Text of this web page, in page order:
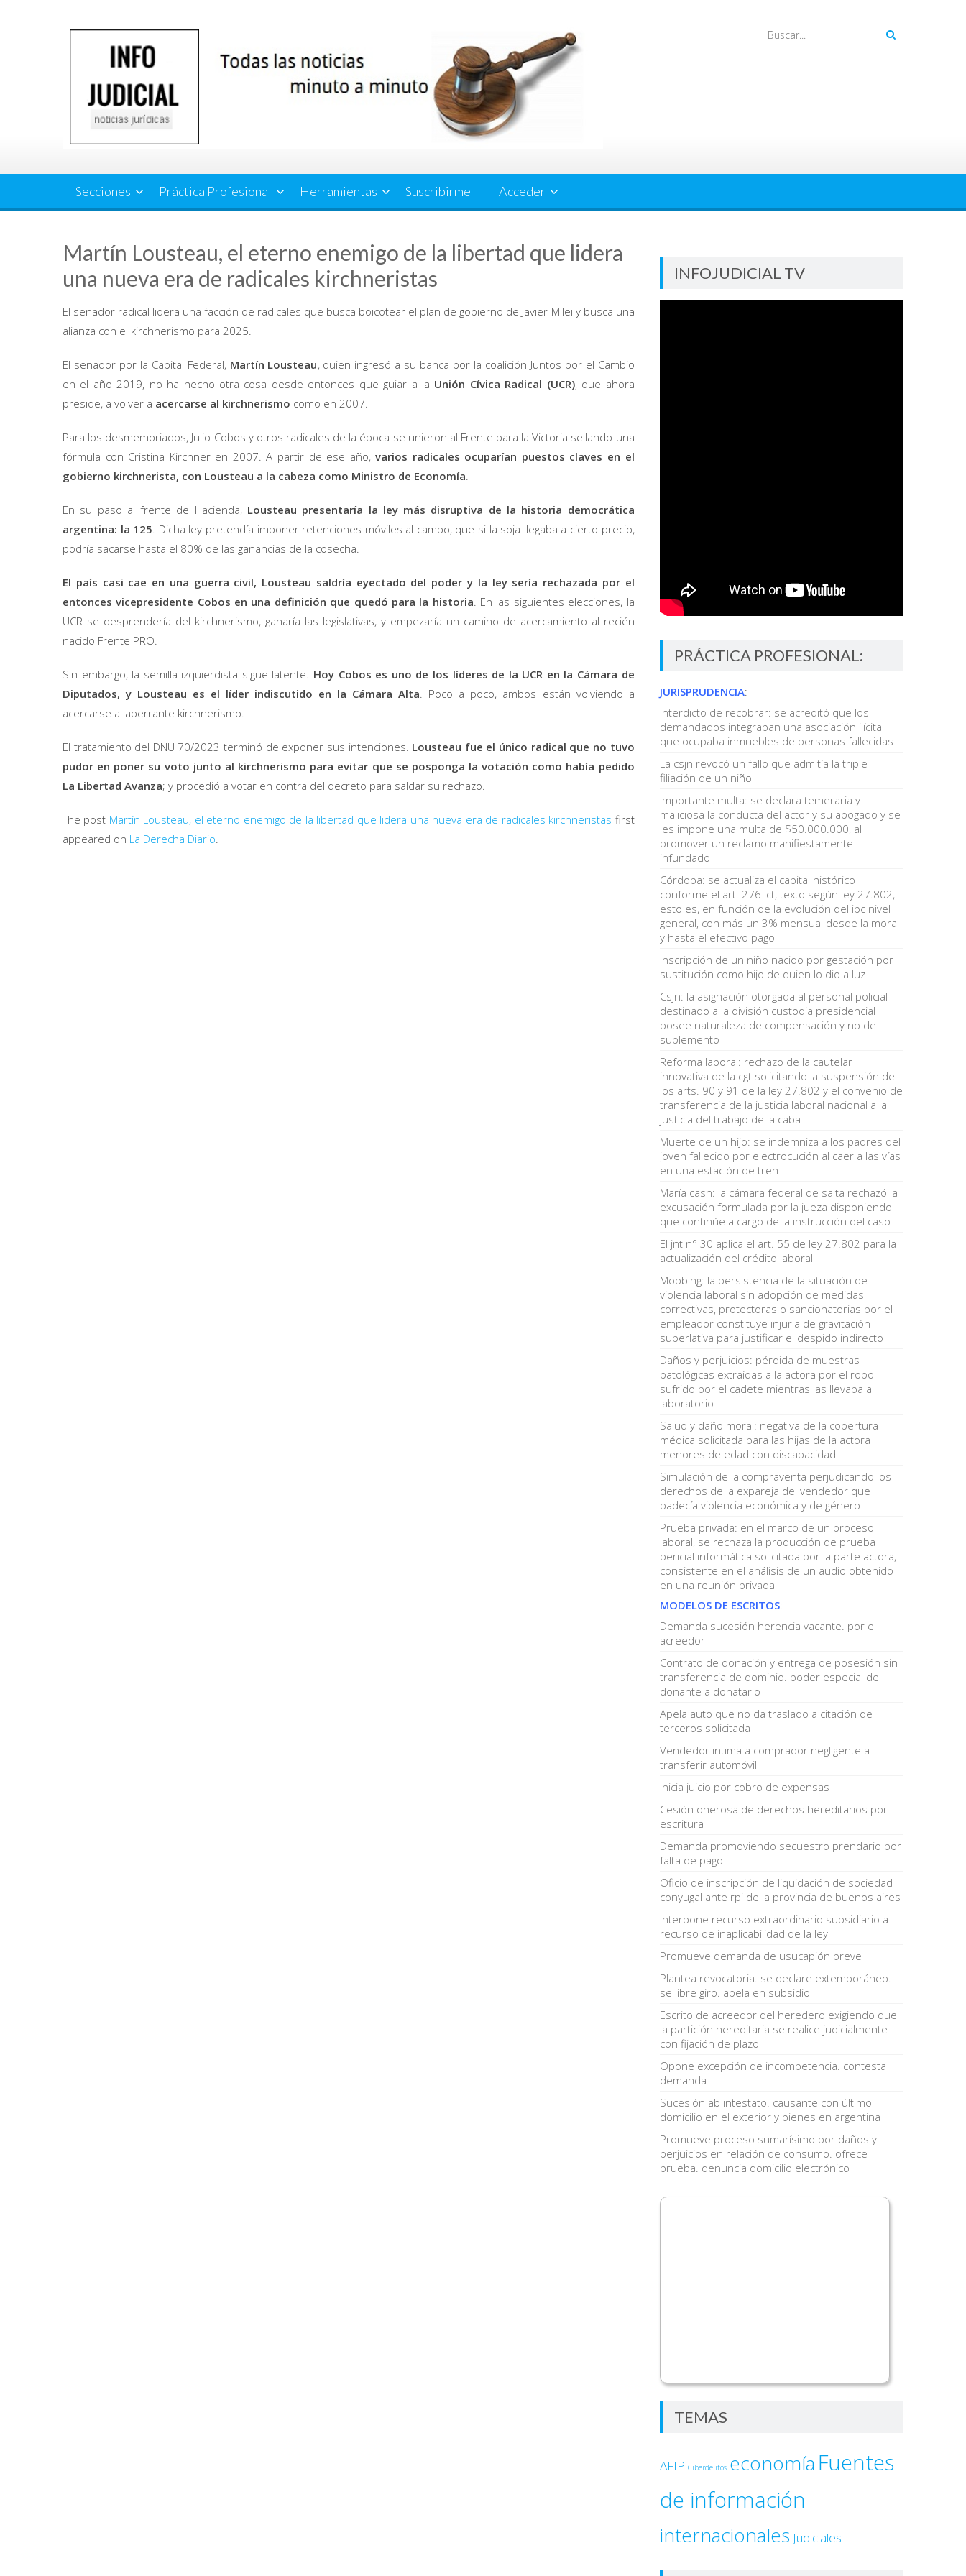
Secciones Práctica Profesional Herramientas Suscribirme Acceder
Martín Lousteau, el eterno enemigo de la libertad que lidera
una nueva era de radicales kirchneristas
El senador radical lidera una facción de radicales que busca boicotear el plan de gobierno de Javier Milei y busca una
alianza con el kirchnerismo para 2025.
El senador por la Capital Federal, Martín Lousteau, quien ingresó a su banca por la coalición Juntos por el Cambio
en el año 2019, no ha hecho otra cosa desde entonces que guiar a la Unión Cívica Radical (UCR), que ahora
preside, a volver a acercarse al kirchnerismo como en 2007.
Para los desmemoriados, Julio Cobos y otros radicales de la época se unieron al Frente para la Victoria sellando una
fórmula con Cristina Kirchner en 2007. A partir de ese año,varios radicales ocuparían puestos claves en el
gobierno kirchnerista, con Lousteau a la cabeza como Ministro de Economía.
En su paso al frente de Hacienda, Lousteau presentaría la ley más disruptiva de la historia democrática
argentina: la 125. Dicha ley pretendía imponer retenciones móviles al campo, que si la soja llegaba a cierto precio,
podría sacarse hasta el 80% de las ganancias de la cosecha.
El país casi cae en una guerra civil, Lousteau saldría eyectado del poder y la ley sería rechazada por el
entonces vicepresidente Cobos en una definición que quedó para la historia. En las siguientes elecciones, la
UCR se desprendería del kirchnerismo, ganaría las legislativas, y empezaría un camino de acercamiento al recién
nacido Frente PRO.
Sin embargo, la semilla izquierdista sigue latente. Hoy Cobos es uno de los líderes de la UCR en la Cámara de
Diputados, y Lousteau es el líder indiscutido en la Cámara Alta. Poco a poco, ambos están volviendo a
acercarse al aberrante kirchnerismo.
El tratamiento del DNU 70/2023 terminó de exponer sus intenciones. Lousteau fue el único radical que no tuvo
pudor en poner su voto junto al kirchnerismo para evitar que se posponga la votación como había pedido
La Libertad Avanza; y procedió a votar en contra del decreto para saldar su rechazo.
The post Martín Lousteau, el eterno enemigo de la libertad que lidera una nueva era de radicales kirchneristas first
appeared on La Derecha Diario.
INFOJUDICIAL TV
PRÁCTICA PROFESIONAL:
JURISPRUDENCIA:
Interdicto de recobrar: se acreditó que los
demandados integraban una asociación ilícita
que ocupaba inmuebles de personas fallecidas
La csjn revocó un fallo que admitía la triple
filiación de un niño
Importante multa: se declara temeraria y
maliciosa la conducta del actor y su abogado y se
les impone una multa de $50.000.000, al
promover un reclamo manifiestamente
infundado
Córdoba: se actualiza el capital histórico
conforme el art. 276 lct, texto según ley 27.802,
esto es, en función de la evolución del ipc nivel
general, con más un 3% mensual desde la mora
y hasta el efectivo pago
Inscripción de un niño nacido por gestación por
sustitución como hijo de quien lo dio a luz
Csjn: la asignación otorgada al personal policial
destinado a la división custodia presidencial
posee naturaleza de compensación y no de
suplemento
Reforma laboral: rechazo de la cautelar
innovativa de la cgt solicitando la suspensión de
los arts. 90 y 91 de la ley 27.802 y el convenio de
transferencia de la justicia laboral nacional a la
justicia del trabajo de la caba
Muerte de un hijo: se indemniza a los padres del
joven fallecido por electrocución al caer a las vías
en una estación de tren
María cash: la cámara federal de salta rechazó la
excusación formulada por la jueza disponiendo
que continúe a cargo de la instrucción del caso
El jnt n° 30 aplica el art. 55 de ley 27.802 para la
actualización del crédito laboral
Mobbing: la persistencia de la situación de
violencia laboral sin adopción de medidas
correctivas, protectoras o sancionatorias por el
empleador constituye injuria de gravitación
superlativa para justificar el despido indirecto
Daños y perjuicios: pérdida de muestras
patológicas extraídas a la actora por el robo
sufrido por el cadete mientras las llevaba al
laboratorio
Salud y daño moral: negativa de la cobertura
médica solicitada para las hijas de la actora
menores de edad con discapacidad
Simulación de la compraventa perjudicando los
derechos de la expareja del vendedor que
padecía violencia económica y de género
Prueba privada: en el marco de un proceso
laboral, se rechaza la producción de prueba
pericial informática solicitada por la parte actora,
consistente en el análisis de un audio obtenido
en una reunión privada
MODELOS DE ESCRITOS:
Demanda sucesión herencia vacante. por el
acreedor
Contrato de donación y entrega de posesión sin
transferencia de dominio. poder especial de
donante a donatario
Apela auto que no da traslado a citación de
terceros solicitada
Vendedor intima a comprador negligente a
transferir automóvil
Inicia juicio por cobro de expensas
Cesión onerosa de derechos hereditarios por
escritura
Demanda promoviendo secuestro prendario por
falta de pago
Oficio de inscripción de liquidación de sociedad
conyugal ante rpi de la provincia de buenos aires
Interpone recurso extraordinario subsidiario a
recurso de inaplicabilidad de la ley
Promueve demanda de usucapión breve
Plantea revocatoria. se declare extemporáneo.
se libre giro. apela en subsidio
Escrito de acreedor del heredero exigiendo que
la partición hereditaria se realice judicialmente
con fijación de plazo
Opone excepción de incompetencia. contesta
demanda
Sucesión ab intestato. causante con último
domicilio en el exterior y bienes en argentina
Promueve proceso sumarísimo por daños y
perjuicios en relación de consumo. ofrece
prueba. denuncia domicilio electrónico
TEMAS
AFIP Ciberdelitos economía Fuentes
de información
internacionales Judiciales